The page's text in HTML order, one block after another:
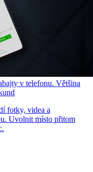
v telefonu. Většina
fotky, videa a
Uvolnit místo přitom